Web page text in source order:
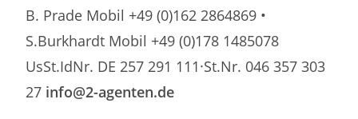
B. Prade Mobil +49 (0)162 2864869 •
S.Burkhardt Mobil +49 (0)178 1485078
UsSt.IdNr. DE 257 291 111·St.Nr. 046 357 303
27 info@2-agenten.de